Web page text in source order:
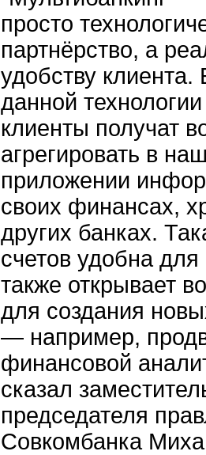
просто
партнёрство, а
удобству клиента.
данной
клиенты получат
агрегировать в
приложении
своих финансах,
других банках.
счетов удобна для
также открывает
для создания
— например,
финансовой
сказал
председателя
Совкомбанка